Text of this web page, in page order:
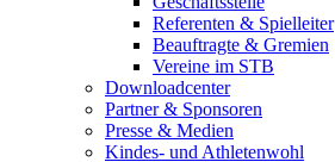
Referenten & Spielleiter
Beauftragte & Gremien
Vereine im STB
Downloadcenter
Partner & Sponsoren
Presse & Medien
Kindes- und Athletenwohl